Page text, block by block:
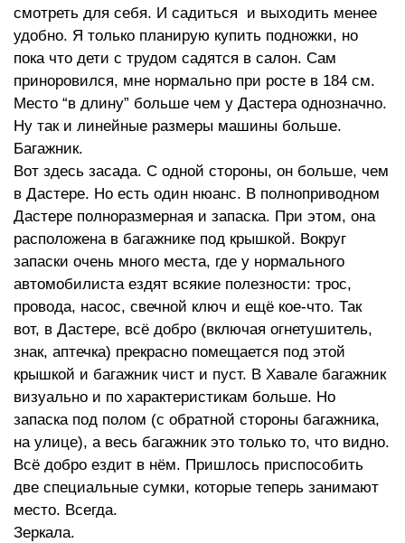
смотреть для себя. И садиться и выходить менее
удобно. Я только планирую купить подножки, но
пока что дети с трудом садятся в салон. Сам
приноровился, мне нормально при росте в 184 см.
Место “в длину” больше чем у Дастера однозначно.
Ну так и линейные размеры машины больше.
Багажник.
Вот здесь засада. С одной стороны, он больше, чем
в Дастере. Но есть один нюанс. В полноприводном
Дастере полноразмерная и запаска. При этом, она
расположена в багажнике под крышкой. Вокруг
запаски очень много места, где у нормального
автомобилиста ездят всякие полезности: трос,
провода, насос, свечной ключ и ещё кое-что. Так
вот, в Дастере, всё добро (включая огнетушитель,
знак, аптечка) прекрасно помещается под этой
крышкой и багажник чист и пуст. В Хавале багажник
визуально и по характеристикам больше. Но
запаска под полом (с обратной стороны багажника,
на улице), а весь багажник это только то, что видно.
Всё добро ездит в нём. Пришлось приспособить
две специальные сумки, которые теперь занимают
место. Всегда.
Зеркала.